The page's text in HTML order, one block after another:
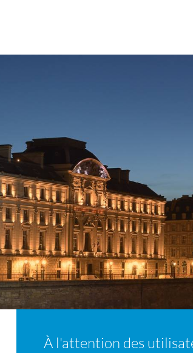
À l'attention des